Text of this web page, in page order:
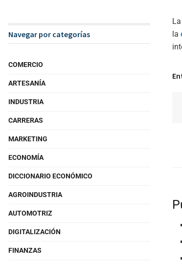
La
la
Navegar por categorías
COMERCIO
ARTESANÍA
INDUSTRIA
CARRERAS
MARKETING
ECONOMÍA
DICCIONARIO ECONÓMICO
AGROINDUSTRIA
AUTOMOTRIZ
DIGITALIZACIÓN
FINANZAS